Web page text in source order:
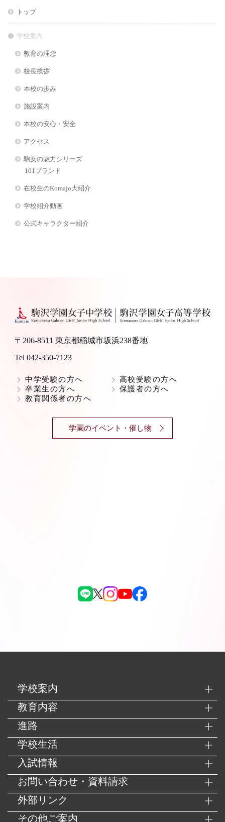
トップ
学校案内
教育の理念
校長挨拶
本校の歩み
施設案内
本校の安心・安全
アクセス
駒女の魅力シリーズ
101ブランド
在校生のKomajo大紹介
学校紹介動画
公式キャラクター紹介
〒206-8511 東京都稲城市坂浜238番地
Tel 042-350-7123
中学受験の方へ
高校受験の方へ
卒業生の方へ
保護者の方へ
教育関係者の方へ
学園のイベント・催し物
学校案内
教育内容
進路
学校生活
入試情報
お問い合わせ・資料請求
外部リンク
その他ご案内